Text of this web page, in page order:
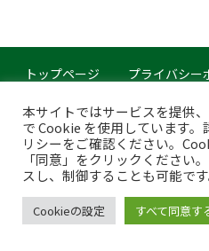
トップページ
プライバシー
このサイトについて
Copyright © Japan Organics
本サイトではサービスを提供
で Cookie を使用しています
リシーをご確認ください。
「同意」をクリックください
スし、制御することも可能です
Cookieの設定 すべて同意す